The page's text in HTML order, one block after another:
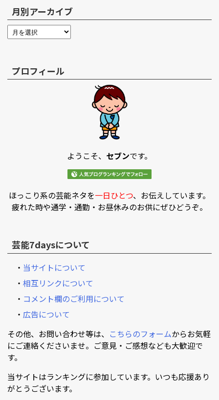
月別アーカイブ
プロフィール
ようこそ、 セブンです。
ほっこり系の芸能ネタを一日ひとつ、お伝えしています。
疲れた時や通学・通勤・お昼休みのお供にぜひどうぞ。
芸能7daysについて
・ 当サイトについて
・ 相互リンクについて
・ コメント欄のご利用について
・ 広告について
その他、お問い合わせ等は、 こちらのフォームからお気軽
にご連絡くださいませ。ご意見・ご感想なども大歓迎で
す。
当サイトはランキングに参加しています。いつも応援あり
がとうございます。